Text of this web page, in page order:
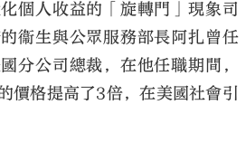
個人收益的「旋轉門」現象司
衞生與公眾服務部長阿扎曾任
分公司總裁，在他任職期間，
價格提高了3倍，在美國社會引